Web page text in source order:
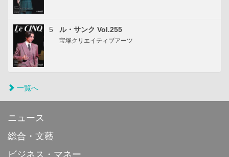
5 ル・サンク Vol.255
宝塚クリエイティブアーツ
一覧へ
ニュース
総合・文藝
ビジネス・マネー